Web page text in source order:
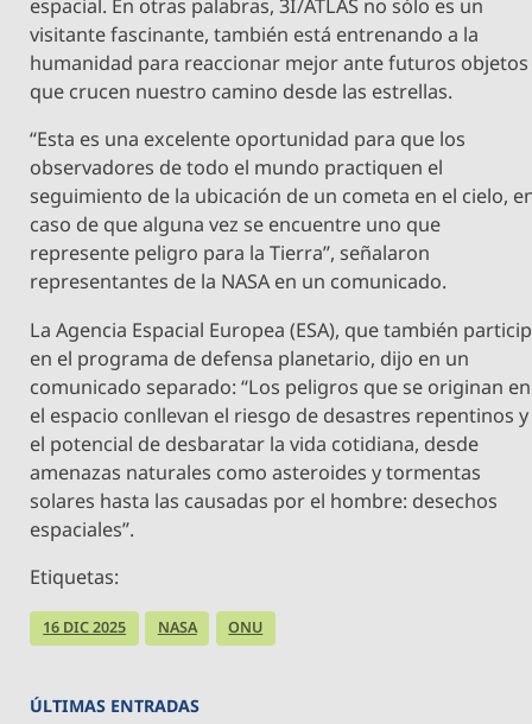
espacial. En otras palabras, 3I/ATLAS no sólo es un
visitante fascinante, también está entrenando a la
humanidad para reaccionar mejor ante futuros objetos
que crucen nuestro camino desde las estrellas.
“Esta es una excelente oportunidad para que los
observadores de todo el mundo practiquen el
seguimiento de la ubicación de un cometa en el cielo,
caso de que alguna vez se encuentre uno que
represente peligro para la Tierra”, señalaron
representantes de la NASA en un comunicado.
La Agencia Espacial Europea (ESA), que también
en el programa de defensa planetario, dijo en un
comunicado separado: “Los peligros que se originan en
el espacio conllevan el riesgo de desastres repentinos y
el potencial de desbaratar la vida cotidiana, desde
amenazas naturales como asteroides y tormentas
solares hasta las causadas por el hombre: desechos
espaciales”.
Etiquetas:
16 DIC 2025 NASA ONU
ÚLTIMAS ENTRADAS